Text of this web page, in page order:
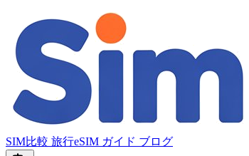
SIM比較 旅行eSIM ガイド ブログ